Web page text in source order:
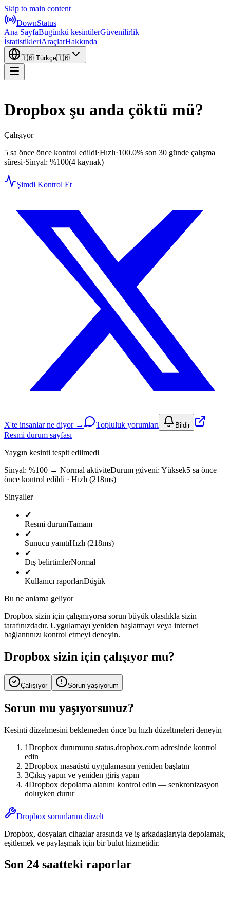
Skip to main content
DownStatus
Ana SayfaBugünkü kesintilerGüvenilirlik
İstatistikleriAraçlarHakkında
🇹🇷 Türkçe🇹🇷
Dropbox şu anda çöktü mü?
Çalışıyor
5 sa önce önce kontrol edildi·Hızlı·100.0% son 30 günde çalışma
süresi·Sinyal: %100(4 kaynak)
Şimdi Kontrol Et
X'te insanlar ne diyor → Topluluk yorumları Bildir
Resmi durum sayfası
Yaygın kesinti tespit edilmedi
Sinyal: %100 → Normal aktiviteDurum güveni: Yüksek5 sa önce
önce kontrol edildi · Hızlı (218ms)
Sinyaller
✔
Resmi durumTamam
✔
Sunucu yanıtıHızlı (218ms)
✔
Dış belirtimlerNormal
✔
Kullanıcı raporlarıDüşük
Bu ne anlama geliyor
Dropbox sizin için çalışmıyorsa sorun büyük olasılıkla sizin
tarafınızdadır. Uygulamayı yeniden başlatmayı veya internet
bağlantınızı kontrol etmeyi deneyin.
Dropbox sizin için çalışıyor mu?
Çalışıyor Sorun yaşıyorum
Sorun mu yaşıyorsunuz?
Kesinti düzelmesini beklemeden önce bu hızlı düzeltmeleri deneyin
1Dropbox durumunu status.dropbox.com adresinde kontrol
edin
2Dropbox masaüstü uygulamasını yeniden başlatın
3Çıkış yapın ve yeniden giriş yapın
4Dropbox depolama alanını kontrol edin — senkronizasyon
doluyken durur
Dropbox sorunlarını düzelt
Dropbox, dosyaları cihazlar arasında ve iş arkadaşlarıyla depolamak,
eşitlemek ve paylaşmak için bir bulut hizmetidir.
Son 24 saatteki raporlar